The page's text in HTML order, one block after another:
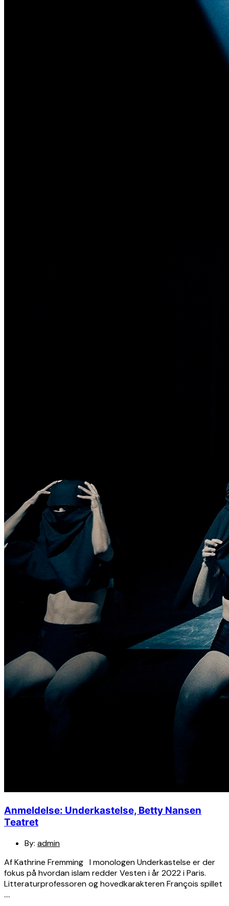
Anmeldelse: Underkastelse, Betty Nansen
Teatret
By: admin
Af Kathrine Fremming I monologen Underkastelse er der
fokus på hvordan islam redder Vesten i år 2022 i Paris.
Litteraturprofessoren og hovedkarakteren François spillet
….